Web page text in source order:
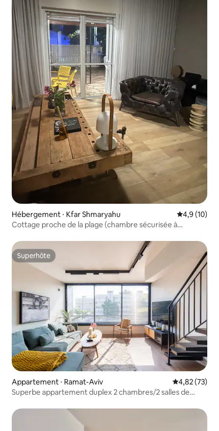
Hébergement ⋅ Kfar Shmaryahu Évaluation
4,9 (10)
Cottage proche de la plage (chambre sécurisée à
Superhôte
Superhôte
Appartement ⋅ Ramat-Aviv Évaluation
4,82 (73)
Superbe appartement duplex 2 chambres/2 salles de